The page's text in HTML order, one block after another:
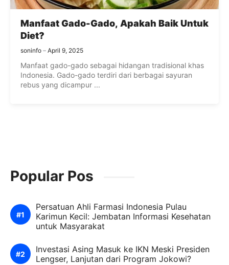
Manfaat Gado-Gado, Apakah Baik Untuk
Diet?
soninfo April 9, 2025
Manfaat gado-gado sebagai hidangan tradisional khas
Indonesia. Gado-gado terdiri dari berbagai sayuran
rebus yang dicampur ...
Popular Pos
Persatuan Ahli Farmasi Indonesia Pulau
Karimun Kecil: Jembatan Informasi Kesehatan
untuk Masyarakat
Investasi Asing Masuk ke IKN Meski Presiden
Lengser, Lanjutan dari Program Jokowi?